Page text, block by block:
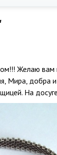
Желаю вам
Мира, добра
На